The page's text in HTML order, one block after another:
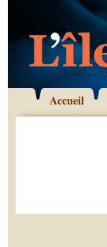
Accueil